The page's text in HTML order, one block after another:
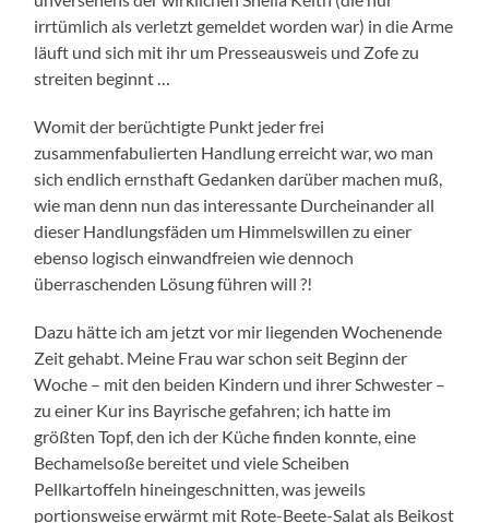
irrtümlich als verletzt gemeldet worden war) in die Arme
läuft und sich mit ihr um Presseausweis und Zofe zu
streiten beginnt …
Womit der berüchtigte Punkt jeder frei
zusammenfabulierten Handlung erreicht war, wo man
sich endlich ernsthaft Gedanken darüber machen muß,
wie man denn nun das interessante Durcheinander all
dieser Handlungsfäden um Himmelswillen zu einer
ebenso logisch einwandfreien wie dennoch
überraschenden Lösung führen will ?!
Dazu hätte ich am jetzt vor mir liegenden Wochenende
Zeit gehabt. Meine Frau war schon seit Beginn der
Woche – mit den beiden Kindern und ihrer Schwester –
zu einer Kur ins Bayrische gefahren; ich hatte im
größten Topf, den ich der Küche finden konnte, eine
Bechamelsoße bereitet und viele Scheiben
Pellkartoffeln hineingeschnitten, was jeweils
portionsweise erwärmt mit Rote-Beete-Salat als Beikost